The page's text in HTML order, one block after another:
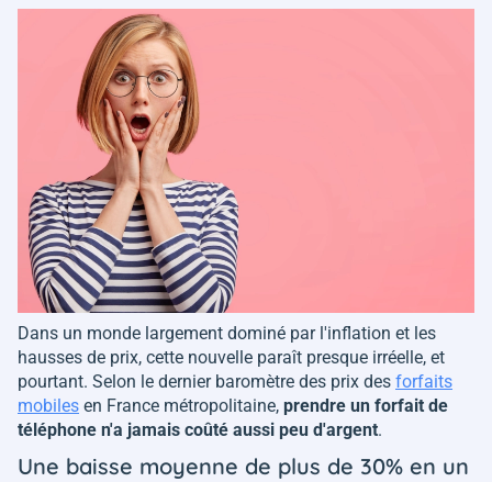
Dans un monde largement dominé par l'inflation et les
hausses de prix, cette nouvelle paraît presque irréelle, et
pourtant. Selon le dernier baromètre des prix des forfaits
mobiles en France métropolitaine, prendre un forfait de
téléphone n'a jamais coûté aussi peu d'argent.
Une baisse moyenne de plus de 30% en un